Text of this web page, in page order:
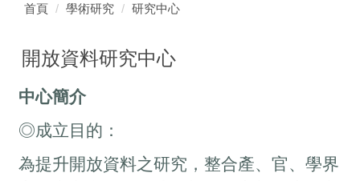
首頁 學術研究 研究中心
開放資料研究中心
中心簡介
◎成立目的：
為提升開放資料之研究，整合產、官、學界